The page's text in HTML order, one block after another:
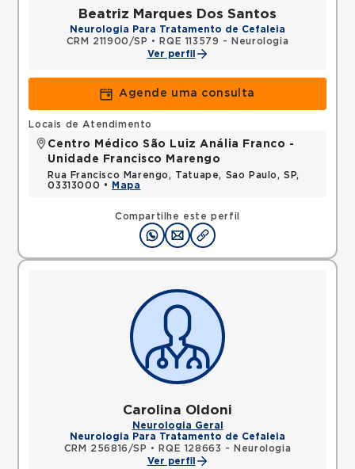
Beatriz Marques Dos Santos
Neurologia Para Tratamento de Cefaleia
CRM 211900/SP •
RQE 113579 - Neurologia
Ver perfil
Agende uma consulta
Compartilhe este perfil
Locais de Atendimento
Centro Médico São Luiz Anália Franco -
Unidade Francisco Marengo
Rua Francisco Marengo, Tatuape, Sao Paulo, SP,
03313000 •
Mapa
Carolina Oldoni
Neurologia Geral
Neurologia Para Tratamento de Cefaleia
CRM 256816/SP •
RQE 128663 - Neurologia
Ver perfil